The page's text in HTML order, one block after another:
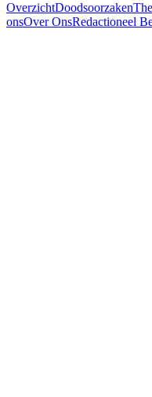
OverzichtDoodsoorzaken
onsOver OnsRedactioneel